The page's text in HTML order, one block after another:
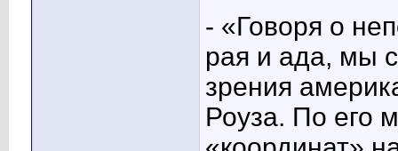
- «Говоря о
рая и ада, мы
зрения
Роуза. По его